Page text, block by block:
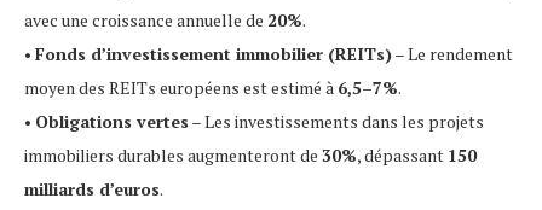
avec une croissance annuelle de 20%.
• Fonds d’investissement immobilier (REITs)– Le rendement
moyen des REITs européens est estimé à 6,5–7%.
• Obligations vertes – Les investissements dans les projets
immobiliers durables augmenteront de 30%, dépassant 150
milliards d’euros.